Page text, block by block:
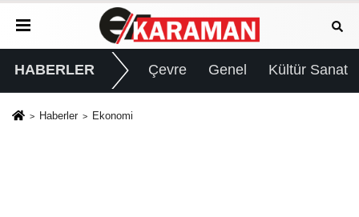
HABERLER Çevre Genel Kültür Sanat
Haberler Ekonomi